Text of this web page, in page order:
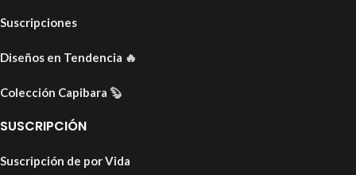
Suscripciones
Diseños en Tendencia 🔥
Colección Capibara 🦫
SUSCRIPCIÓN
Suscripción de por Vida